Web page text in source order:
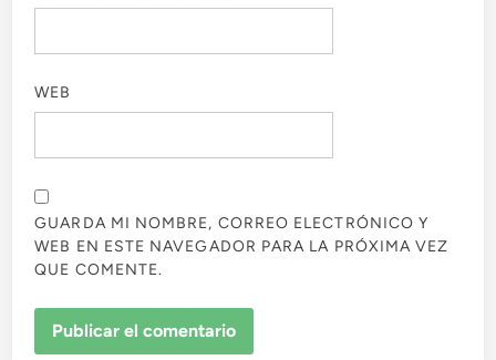
WEB
GUARDA MI NOMBRE, CORREO ELECTRÓNICO Y
WEB EN ESTE NAVEGADOR PARA LA PRÓXIMA VEZ
QUE COMENTE.